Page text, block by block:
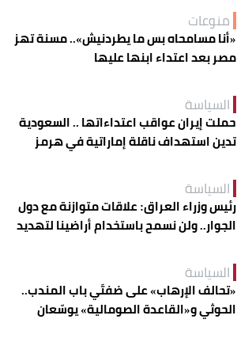
منوعات
«أنا مسامحاه بس ما يطردنيش».. مسنة تهز
مصر بعد اعتداء ابنها عليها
السياسة
حملت إيران عواقب اعتداءاتها .. السعودية
تدين استهداف ناقلة إماراتية في هرمز
السياسة
رئيس وزراء العراق: علاقات متوازنة مع دول
الجوار.. ولن نسمح باستخدام أراضينا لتهديد
السياسة
«تحالف الإرهاب» على ضفتَي باب المندب..
الحوثي و«القاعدة الصومالية» يوسّعان